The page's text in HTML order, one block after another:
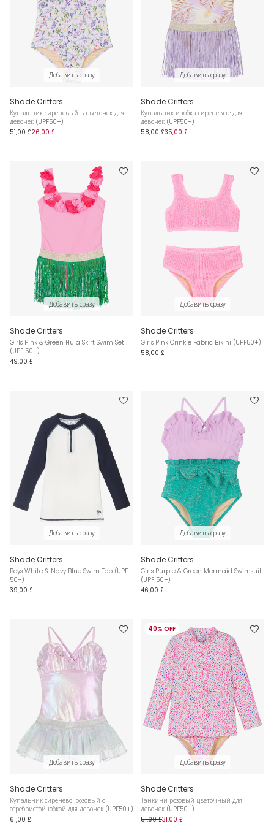
Добавить сразу
Shade Critters
Купальник сиреневый в цветочек для
девочек (UPF50+)
51,00 £26,00 £
Добавить сразу
Shade Critters
Купальник и юбка сиреневые для
девочек (UPF50+)
58,00 £35,00 £
Добавить сразу
Shade Critters
Girls Pink & Green Hula Skirt Swim Set
(UPF 50+)
49,00 £
Добавить сразу
Shade Critters
Girls Pink Crinkle Fabric Bikini (UPF50+)
58,00 £
Добавить сразу
Shade Critters
Boys White & Navy Blue Swim Top (UPF
50+)
39,00 £
Добавить сразу
Shade Critters
Girls Purple & Green Mermaid Swimsuit
(UPF 50+)
46,00 £
Добавить сразу
Shade Critters
Купальник сиренево-розовый с
серебристой юбкой для девочек (UPF50+)
61,00 £
40% OFF
Добавить сразу
Shade Critters
Танкини розовый цветочный для
девочек (UPF50+)
51,00 £31,00 £